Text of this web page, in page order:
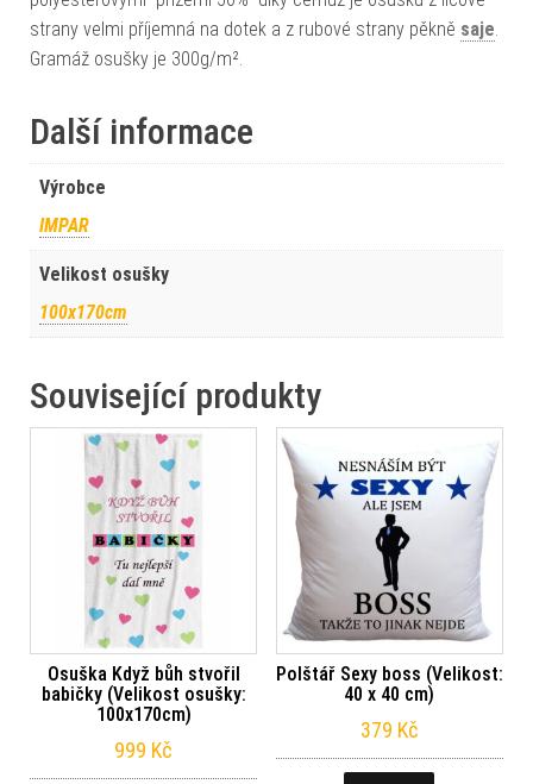
strany velmi příjemná na dotek a z rubové strany pěkně saje.
Gramáž osušky je 300g/m².
Další informace
Výrobce
IMPAR
Velikost osušky
100x170cm
Související produkty
Osuška Když bůh stvořil
babičky (Velikost osušky:
100x170cm)
999 Kč
Polštář Sexy boss (Velikost:
40 x 40 cm)
379 Kč